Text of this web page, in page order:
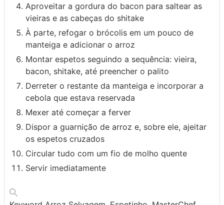
Aproveitar a gordura do bacon para saltear as
vieiras e as cabeças do shitake
À parte, refogar o brócolis em um pouco de
manteiga e adicionar o arroz
Montar espetos seguindo a sequência: vieira,
bacon, shitake, até preencher o palito
Derreter o restante da manteiga e incorporar a
cebola que estava reservada
Mexer até começar a ferver
Dispor a guarnição de arroz e, sobre ele, ajeitar
os espetos cruzados
Circular tudo com um fio de molho quente
Servir imediatamente